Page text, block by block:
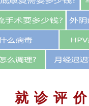
就诊评价